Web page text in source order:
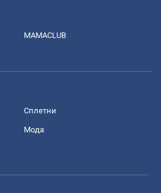
MAMACLUB
Сплетни
Мода